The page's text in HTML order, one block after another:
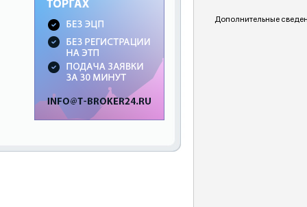
Дополнительные